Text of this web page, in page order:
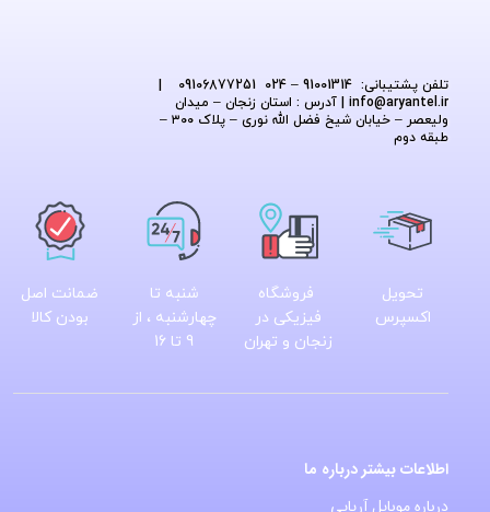
تلفن پشتیبانی: 91001314 – 024 09106877251
info@aryantel.ir
| آدرس : استان زنجان – میدان
ولیعصر – خیابان شیخ فضل الله نوری – پلاک ۳۰۰ –
طبقه دوم
تحویل
اکسپرس
فروشگاه
فیزیکی در
زنجان و تهران
شنبه تا
چهارشنبه ، از
9 تا 16
ضمانت اصل
بودن کالا
اطلاعات بیشتر درباره ما
درباره موبایل آریایی